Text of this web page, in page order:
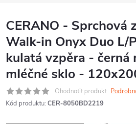
CERANO - Sprchová
Walk-in Onyx Duo L/
kulatá vzpěra - černá
mléčné sklo -
Ohodnotit produkt
Kód produktu: CER-8050BD2219